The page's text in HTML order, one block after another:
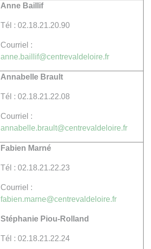
Anne Baillif
Tél : 02.18.21.20.90
Courriel :
anne.baillif@centrevaldeloire.fr
Annabelle Brault
Tél : 02.18.21.22.08
Courriel :
annabelle.brault@centrevaldeloire.fr
Fabien Marné
Tél : 02.18.21.22.23
Courriel :
fabien.marne@centrevaldeloire.fr
Stéphanie Piou-Rolland
Tél : 02.18.21.22.24